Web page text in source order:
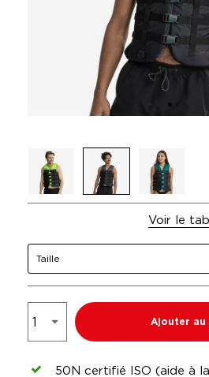
Voir le
Taille
Ajouter au
50N certifié ISO (aide à